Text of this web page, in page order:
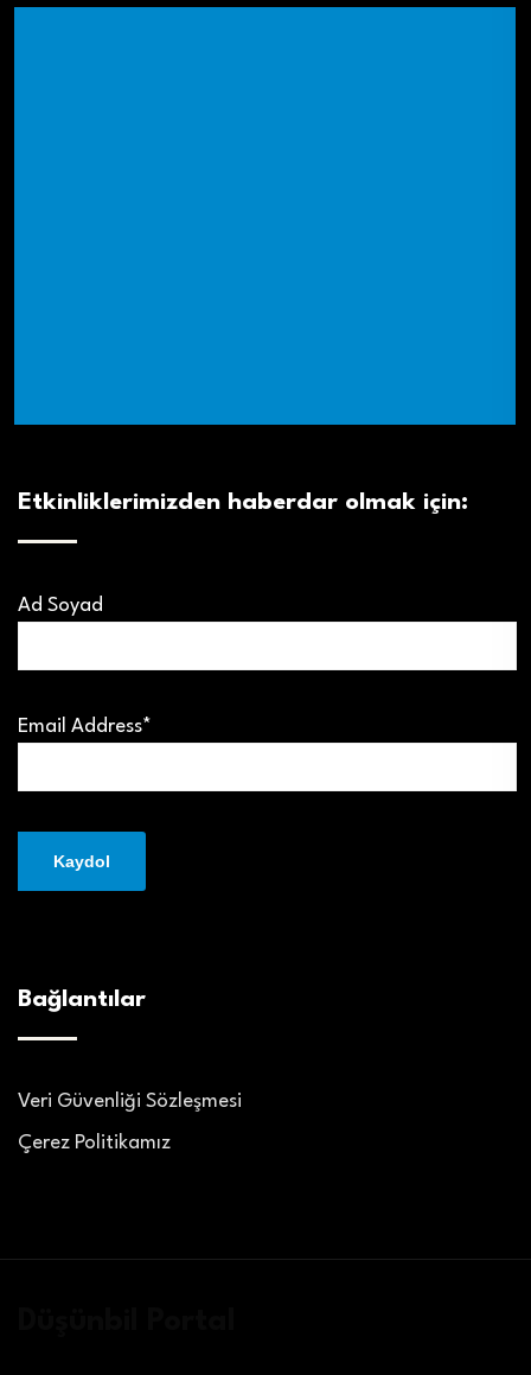
Etkinliklerimizden haberdar olmak için:
Ad Soyad
Email Address*
Bağlantılar
Veri Güvenliği Sözleşmesi
Çerez Politikamız